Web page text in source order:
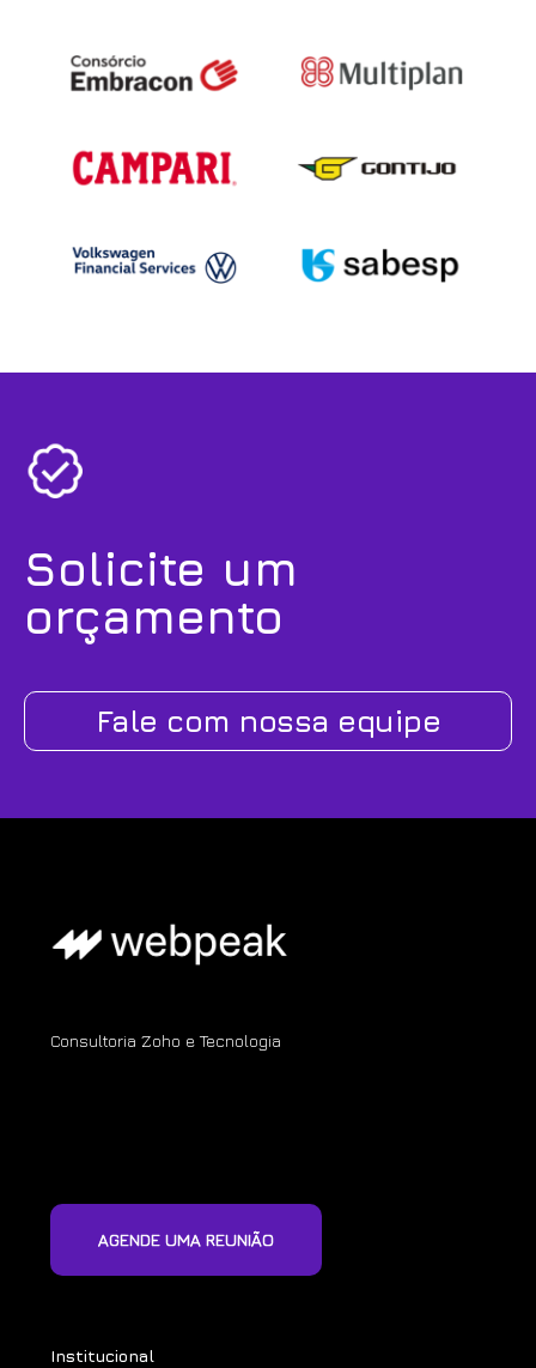
Solicite um
orçamento
Fale com nossa equipe
Consultoria Zoho e Tecnologia
AGENDE UMA REUNIÃO
Institucional